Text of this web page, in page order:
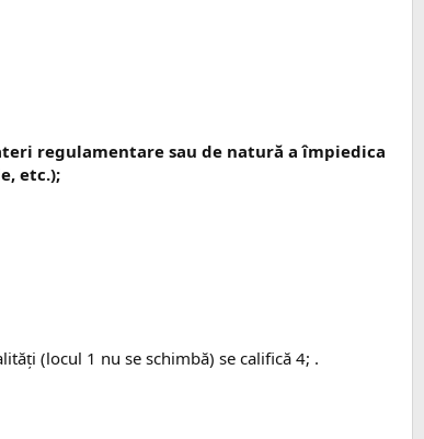
regulamentare sau de natură a împiedica
etc.);
(locul 1 nu se schimbă) se califică 4; .